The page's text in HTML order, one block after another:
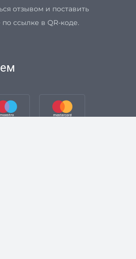
отзывом и поставить
ссылке в QR-коде.